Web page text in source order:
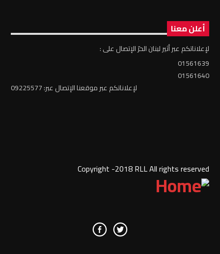
أعلن معنا
لإعلاناتكم عبر أثير لبنان الحرّ الإتصال على :
01561639
01561640
لإعلاناتكم عبر موقعنا الإتصال عبر: 09225577
Copyright -2018 RLL All rights reserved